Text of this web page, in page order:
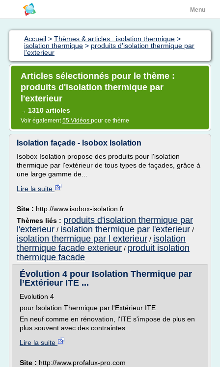
Menu
Accueil > Thèmes & articles : isolation thermique >
isolation thermique > produits d'isolation thermique par
l'exterieur
Articles sélectionnés pour le thème :
produits d'isolation thermique par
l'exterieur
→ 1310 articles
Voir également55 Vidéos pour ce thème
Isolation façade - Isobox Isolation
Isobox Isolation propose des produits pour l'isolation
thermique par l'extérieur de tous types de façades, grâce à
une large gamme de...
Lire la suite
Site : http://www.isobox-isolation.fr
Thèmes liés : produits d'isolation thermique par
l'exterieur / isolation thermique par l'exterieur /
isolation thermique par l exterieur / isolation
thermique facade exterieur / produit isolation
thermique facade
Évolution 4 pour Isolation Thermique par
l’Extérieur ITE ...
Evolution 4
pour Isolation Thermique par l'Extérieur ITE
En neuf comme en rénovation, l'ITE s'impose de plus en
plus souvent avec des contraintes...
Lire la suite
Site : http://www.profalux-pro.com